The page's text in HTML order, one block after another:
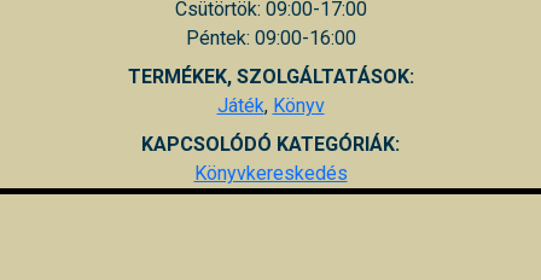
Csütörtök: 09:00-17:00
Péntek: 09:00-16:00
TERMÉKEK, SZOLGÁLTATÁSOK:
Játék, Könyv
KAPCSOLÓDÓ KATEGÓRIÁK:
Könyvkereskedés